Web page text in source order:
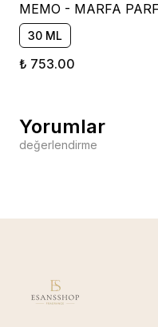
30 ML
₺ 753.00
Yorumlar
değerlendirme